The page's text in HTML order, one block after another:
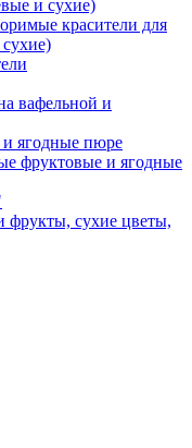
и сухие)
красители для
вафельной и
ягодные пюре
фруктовые и ягодные
сухие цветы,